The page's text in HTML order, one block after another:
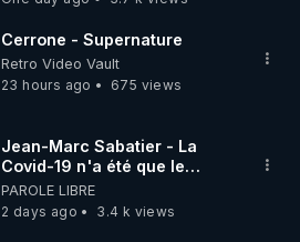
Cerrone - Supernature
Retro Video Vault
23 hours ago
675 views
Jean-Marc Sabatier - La
Covid-19 n'a été que le
début - L'ARNm & l'ARNm-aa
jusqu où auront-t-il ?
PAROLE LIBRE
2 days ago
3.4 k views